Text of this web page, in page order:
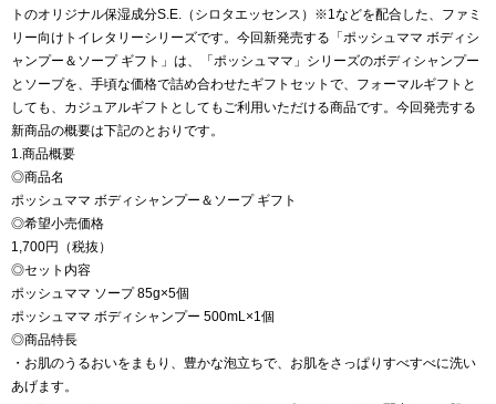
トのオリジナル保湿成分S.E.（シロタエッセンス）※1などを配合した、ファミ
リー向けトイレタリーシリーズです。今回新発売する「ポッシュママ ボディシ
ャンプー＆ソープ ギフト」は、「ポッシュママ」シリーズのボディシャンプー
とソープを、手頃な価格で詰め合わせたギフトセットで、フォーマルギフトと
しても、カジュアルギフトとしてもご利用いただける商品です。今回発売する
新商品の概要は下記のとおりです。
1.商品概要
◎商品名
ポッシュママ ボディシャンプー＆ソープ ギフト
◎希望小売価格
1,700円（税抜）
◎セット内容
ポッシュママ ソープ 85g×5個
ポッシュママ ボディシャンプー 500mL×1個
◎商品特長
・お肌のうるおいをまもり、豊かな泡立ちで、お肌をさっぱりすべすべに洗い
あげます。